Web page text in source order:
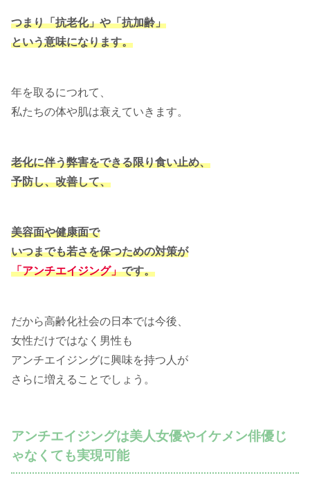
つまり「抗老化」や「抗加齢」
という意味になります。
年を取るにつれて、
私たちの体や肌は衰えていきます。
老化に伴う弊害をできる限り食い止め、
予防し、改善して、
美容面や健康面で
いつまでも若さを保つための対策が
「アンチエイジング」です。
だから高齢化社会の日本では今後、
女性だけではなく男性も
アンチエイジングに興味を持つ人が
さらに増えることでしょう。
アンチエイジングは美人女優やイケメン俳優じ
ゃなくても実現可能